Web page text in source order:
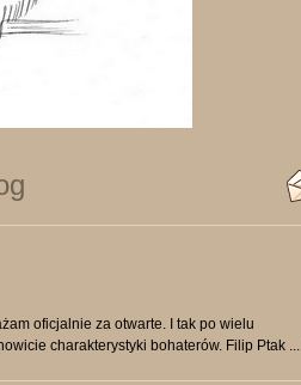
oficjalnie za otwarte. I tak po wielu
charakterystyki bohaterów. Filip Ptak ...